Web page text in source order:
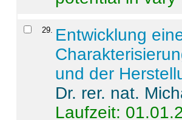
29. Entwicklung
und der
Dr. rer. nat.
Laufzeit: